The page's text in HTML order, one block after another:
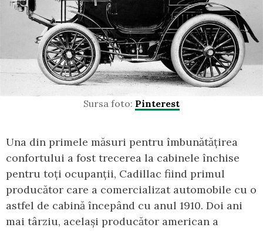
Sursa foto: Pinterest
Una din primele măsuri pentru îmbunătățirea
confortului a fost trecerea la cabinele închise
pentru toți ocupanții, Cadillac fiind primul
producător care a comercializat automobile cu o
astfel de cabină începând cu anul 1910. Doi ani
mai târziu, același producător american a